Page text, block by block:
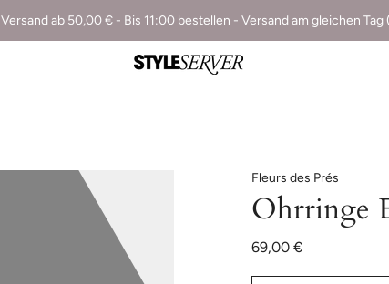
Versand ab 50,00 € - Bis 11:00 bestellen - Versand am gleichen Tag
Fleurs des Prés
Ohrringe
69,00 €